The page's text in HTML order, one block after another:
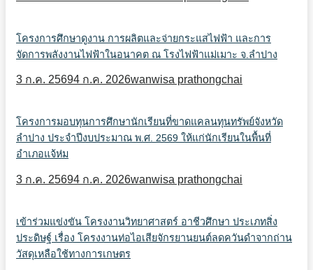
โครงการศึกษาดูงาน การผลิตและจ่ายกระแสไฟฟ้า และการ
จัดการพลังงานไฟฟ้าในอนาคต ณ โรงไฟฟ้าแม่เมาะ จ.ลำปาง
3 ก.ค. 25694 ก.ค. 2026wanwisa prathongchai
โครงการมอบทุนการศึกษานักเรียนที่ขาดแคลนทุนทรัพย์จังหวัด
ลำปาง ประจำปีงบประมาณ พ.ศ. 2569 ให้แก่นักเรียนในพื้นที่
อำเภอแจ้ห่ม
3 ก.ค. 25694 ก.ค. 2026wanwisa prathongchai
เข้าร่วมแข่งขัน โครงงานวิทยาศาสตร์ อาชีวศึกษา ประเภทสิ่ง
ประดิษฐ์ เรื่อง โครงงานท่อไอเสียจักรยานยนต์ลดควันดำจากถ่าน
วัสดุเหลือใช้ทางการเกษตร